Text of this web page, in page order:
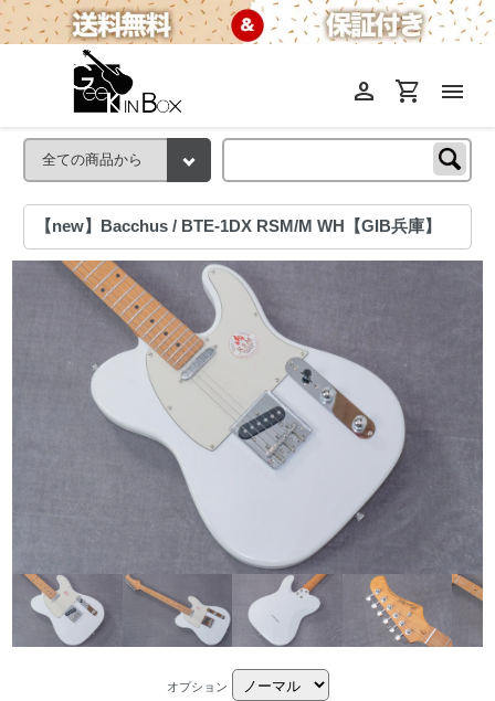
menu
shopping_cart
person
【new】Bacchus / BTE-1DX RSM/M WH【GIB兵庫】
オプション